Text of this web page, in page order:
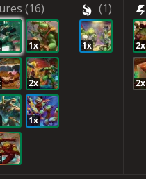
(16)
1x
2x
1x
(1)
1x 2x
2x